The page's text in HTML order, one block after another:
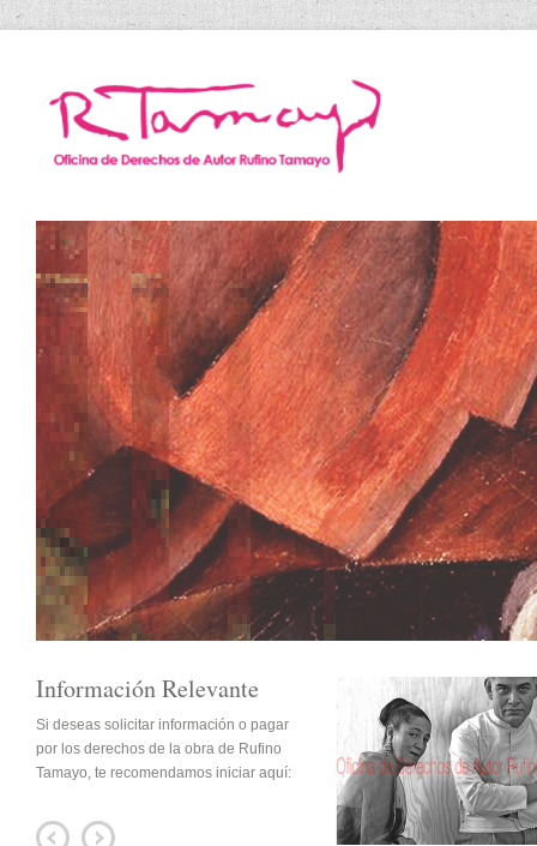
Información Relevante
Si deseas solicitar información o pagar
por los derechos de la obra de Rufino
Tamayo, te recomendamos iniciar aquí: